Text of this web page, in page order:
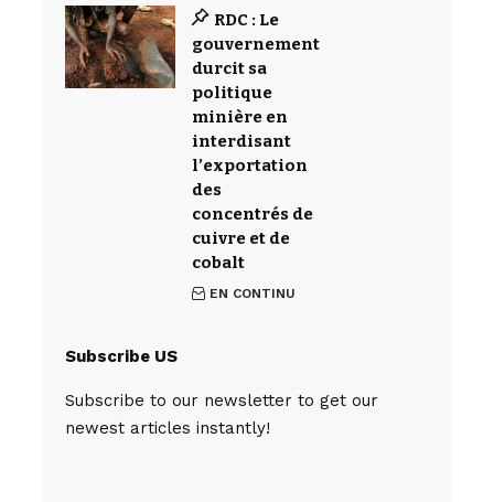
RDC : Le
gouvernement
durcit sa
politique
minière en
interdisant
l’exportation
des
concentrés de
cuivre et de
cobalt
EN CONTINU
Subscribe US
Subscribe to our newsletter to get our
newest articles instantly!